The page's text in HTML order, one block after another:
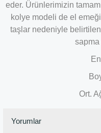
eder. Ürünlerimizin
kolye modeli de el
taşlar nedeniyle belirtilen
Ort.
Yorumlar